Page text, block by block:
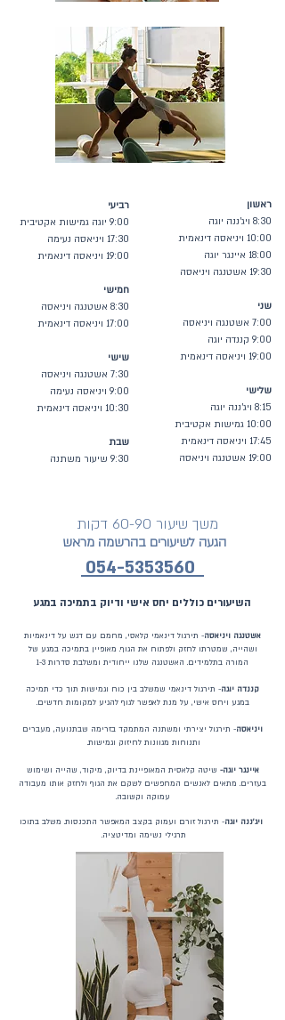
רביעי
9:00 יוגה גמישות אקטיבית
17:30 ויניאסה נעימה
19:00 ויניאסה דינאמית
חמישי
8:30 אשטנגה ויניאסה
17:00 ויניאסה דינאמית
שישי
7:30 אשטנגה ויניאסה
9:00 ויניאסה נעימה
10:30 ויניאסה דינאמית
שבת
9:30 שיעור משתנה
ראשון
8:30 ויג'ננה יוגה
10:00 ויניאסה דינאמית
18:00 איינגר יוגה
19:30 אשטנגה ויניאסה
שני
7:00 אשטנגה ויניאסה
9:00 קננדה יוגה
19:00 ויניאסה דינאמית
שלישי
8:15 ויג'ננה יוגה
10:00 גמישות אקטיבית
17:45 ויניאסה דינאמית
19:00 אשטנגה ויניאסה
משך שיעור 60-90 דקות
הגעה לשיעורים בהרשמה מראש
4-5353560
השיעורים כוללים יחס אישי ודיוק בתמיכה במגע
אשטנגה ויניאסה- תירגול דינאמי קלאסי, מחמם עם דגש על דינאמיות
ושהייה, שמטרתו לחזק ולפתוח את הגוף. מאופיין בתמיכה במגע של
המורה בתלמידים. האשטנגה שלנו ייחודית ומשלבת סדרות 1-3
קננדה יוגה- תירגול דינאמי שמשלב בין כוח וגמישות תוך כדי תמיכה
במגע ויחס אישי, על מנת לאפשר לגוף להגיע למקומות חדשים.
ויניאסה- תירגול יצירתי ומשתנה המתמקד בזרימה שבתנועה, מעברים
ותנוחות מגוונות לחיזוק וגמישות.
​איינגר יוגה- שיטה קלאסית המאופיינת בדיוק, מיקוד, שהייה ושימוש
בעזרים. מתאים לאנשים המחפשים לשקם את הגוף ולחזק אותו מעבודה
עמוקה וקשובה.
ויג'ננה יוגה- תירגול זורם ועמוק בקצב המאפשר התכנסות. משלב בתוכו
תרגילי נשימה ומדיטציה.